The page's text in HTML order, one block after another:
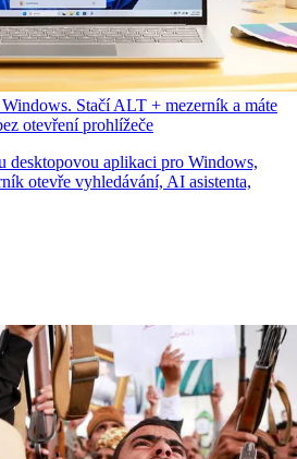
Stačí ALT + mezerník a máte
otevření prohlížeče
desktopovou aplikaci pro Windows,
otevře vyhledávání, AI asistenta,